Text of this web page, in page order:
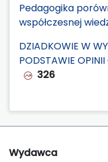
Pedagogika
współczesnej
DZIADKOWIE W
PODSTAWIE
326
Wydawca